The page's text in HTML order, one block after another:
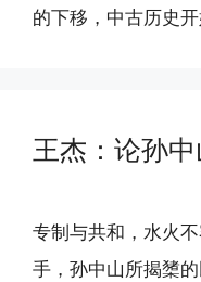
的下移，中古历史
王杰：论孙
专制与共和，水火
手，孙中山所揭橥